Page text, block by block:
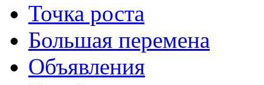
Точка роста
Большая перемена
Объявления